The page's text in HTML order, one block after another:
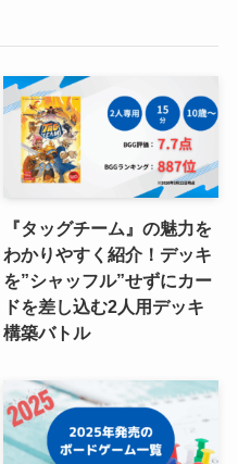
『タッグチーム』の魅力を
わかりやすく紹介！デッキ
を”シャッフル”せずにカー
ドを差し込む2人用デッキ
構築バトル